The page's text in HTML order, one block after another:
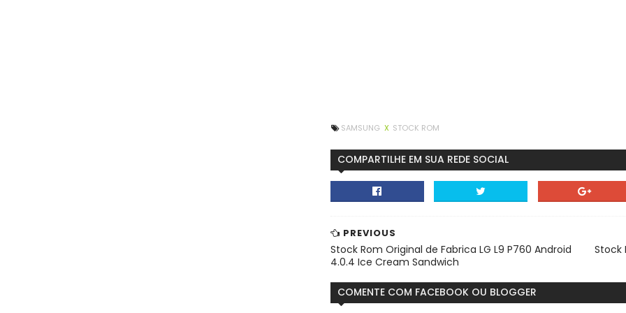
SAMSUNG X STOCK ROM
COMPARTILHE EM SUA REDE SOCIAL
Stock
PREVIOUS
Stock Rom Original de Fabrica LG L9 P760 Android
4.0.4 Ice Cream Sandwich
COMENTE COM FACEBOOK OU BLOGGER